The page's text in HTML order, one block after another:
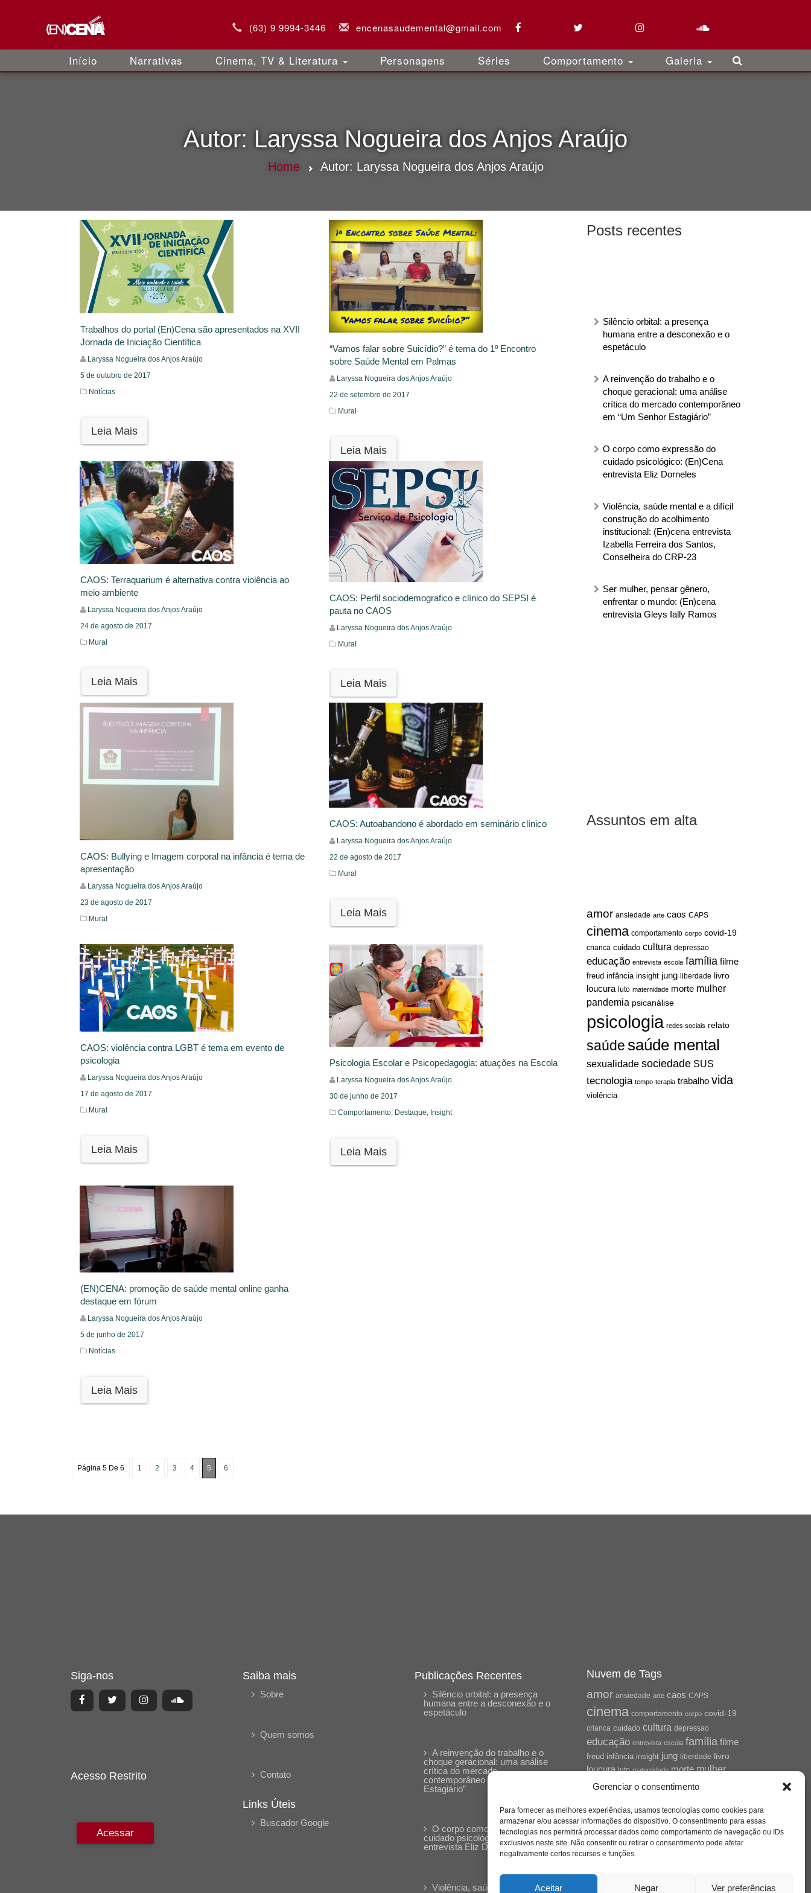
Gerenciar o consentimento
Para fornecer as melhores experiências, usamos tecnologias como cookies para
armazenar e/ou acessar informações do dispositivo. O consentimento para essas
tecnologias nos permitirá processar dados como comportamento de navegação ou IDs
exclusivos neste site. Não consentir ou retirar o consentimento pode afetar
negativamente certos recursos e funções.
Aceitar Negar Ver preferências
(63) 9 9994-3446 encenasaudemental@gmail.com
Início Narrativas Cinema, TV & Literatura Personagens Séries Comportamento Galeria
Autor: Laryssa Nogueira dos Anjos Araújo
Home Autor: Laryssa Nogueira dos Anjos Araújo
Posts recentes
Silêncio orbital: a presença
humana entre a desconexão e o
espetáculo
A reinvenção do trabalho e o
choque geracional: uma análise
crítica do mercado contemporâneo
em “Um Senhor Estagiário”
O corpo como expressão do
cuidado psicológico: (En)Cena
entrevista Eliz Dorneles
Violência, saúde mental e a difícil
construção do acolhimento
institucional: (En)cena entrevista
Izabella Ferreira dos Santos,
Conselheira do CRP-23
Ser mulher, pensar gênero,
enfrentar o mundo: (En)cena
entrevista Gleys Ially Ramos
Assuntos em alta
amor ansiedade arte caos CAPS
cinema comportamento corpo covid-19
crianca cuidado cultura depressao
educação entrevista escola família filme
freud infância insight jung liberdade livro
loucura luto maternidade morte mulher
pandemia psicanálise
psicologia redes sociais relato
saúdesaúde mental
sexualidade sociedade SUS
tecnologia tempo terapia trabalho vida
violência
Trabalhos do portal (En)Cena são apresentados na XVII
Jornada de Iniciação Científica
Laryssa Nogueira dos Anjos Araújo
5 de outubro de 2017
Notícias
Leia Mais
“Vamos falar sobre Suicídio?” é tema do 1º Encontro
sobre Saúde Mental em Palmas
Laryssa Nogueira dos Anjos Araújo
22 de setembro de 2017
Mural
Leia Mais
CAOS: Terraquarium é alternativa contra violência ao
meio ambiente
Laryssa Nogueira dos Anjos Araújo
24 de agosto de 2017
Mural
Leia Mais
CAOS: Perfil sociodemografico e clínico do SEPSI é
pauta no CAOS
Laryssa Nogueira dos Anjos Araújo
Mural
Leia Mais
CAOS: Bullying e Imagem corporal na infância é tema de
apresentação
Laryssa Nogueira dos Anjos Araújo
23 de agosto de 2017
Mural
Leia Mais
CAOS: Autoabandono é abordado em seminário clínico
Laryssa Nogueira dos Anjos Araújo
22 de agosto de 2017
Mural
Leia Mais
CAOS: violência contra LGBT é tema em evento de
psicologia
Laryssa Nogueira dos Anjos Araújo
17 de agosto de 2017
Mural
Leia Mais
Psicologia Escolar e Psicopedagogia: atuações na Escola
Laryssa Nogueira dos Anjos Araújo
30 de junho de 2017
Comportamento, Destaque, Insight
Leia Mais
(EN)CENA: promoção de saúde mental online ganha
destaque em fórum
Laryssa Nogueira dos Anjos Araújo
5 de junho de 2017
Notícias
Leia Mais
Página 5 De 6 1 2 3 4 5 6
Siga-nos
Acesso Restrito
Acessar
Saiba mais
Sobre
Quem somos
Contato
Links Úteis
Buscador Google
Publicações Recentes
Silêncio orbital: a presença
humana entre a desconexão e o
espetáculo
A reinvenção do trabalho e o
choque geracional: uma análise
crítica do mercado
contemporâneo em “Um Senhor
Estagiário”
O corpo como expressão do
cuidado psicológico: (En)Cena
entrevista Eliz Dorneles
Violência, saúde mental e a
Nuvem de Tags
amor ansiedade arte caos CAPS
cinema comportamento corpo covid-19
crianca cuidado cultura depressao
educação entrevista escola família filme
freud infância insight jung liberdade livro
loucura luto maternidade morte mulher
pandemia psicanálise
psicologia redes sociais
saúdesaúde mental
sexualidade sociedade SUS
tecnologia
violência